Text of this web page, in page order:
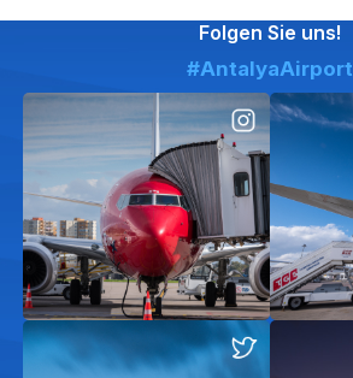
Folgen Sie uns!
#AntalyaAirport